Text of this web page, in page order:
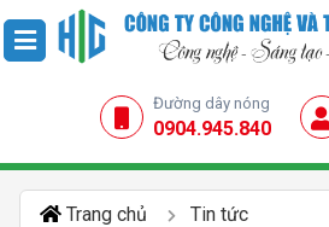
Đường dây nóng
0904.945.840
Trang chủ Tin tức